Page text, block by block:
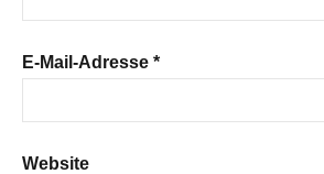
E-Mail-Adresse *
Website